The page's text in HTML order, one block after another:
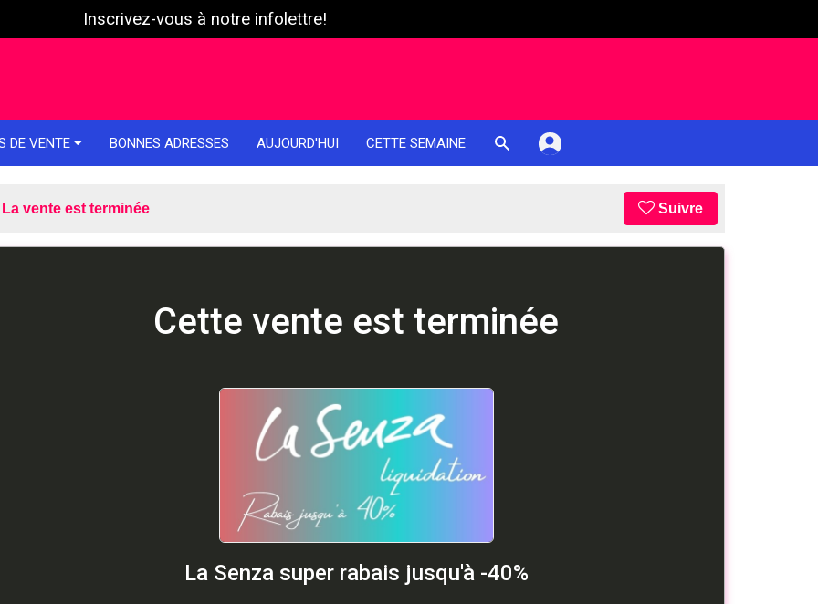
Inscrivez-vous à notre infolettre!
DE VENTE BONNES ADRESSES AUJOURD'HUI CETTE SEMAINE
La vente est terminée Suivre
Cette vente est terminée
La Senza super rabais jusqu'à -40%